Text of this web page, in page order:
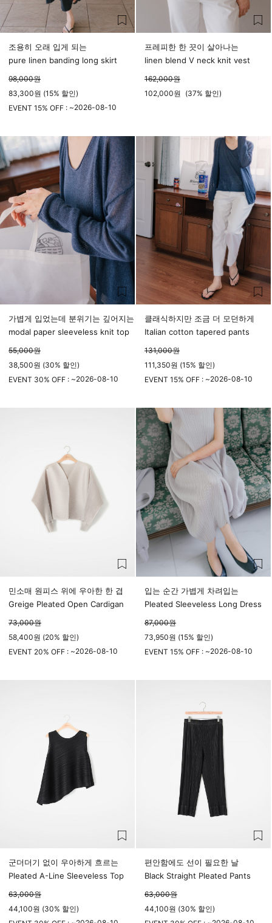
조용히 오래 입게 되는
pure linen banding long skirt
98,000원
83,300원 (15% 할인)
EVENT 15% OFF : ~2026-08-10
프레피한 한 끗이 살아나는
linen blend V neck knit vest
162,000원
102,000원 (37% 할인)
가볍게 입었는데 분위기는 깊어지는
modal paper sleeveless knit top
55,000원
38,500원 (30% 할인)
EVENT 30% OFF : ~2026-08-10
클래식하지만 조금 더 모던하게
Italian cotton tapered pants
131,000원
111,350원 (15% 할인)
EVENT 15% OFF : ~2026-08-10
민소매 원피스 위에 우아한 한 겹
Greige Pleated Open Cardigan
73,000원
58,400원 (20% 할인)
EVENT 20% OFF : ~2026-08-10
입는 순간 가볍게 차려입는
Pleated Sleeveless Long Dress
87,000원
73,950원 (15% 할인)
EVENT 15% OFF : ~2026-08-10
군더더기 없이 우아하게 흐르는
Pleated A-Line Sleeveless Top
63,000원
44,100원 (30% 할인)
편안함에도 선이 필요한 날
Black Straight Pleated Pants
63,000원
44,100원 (30% 할인)